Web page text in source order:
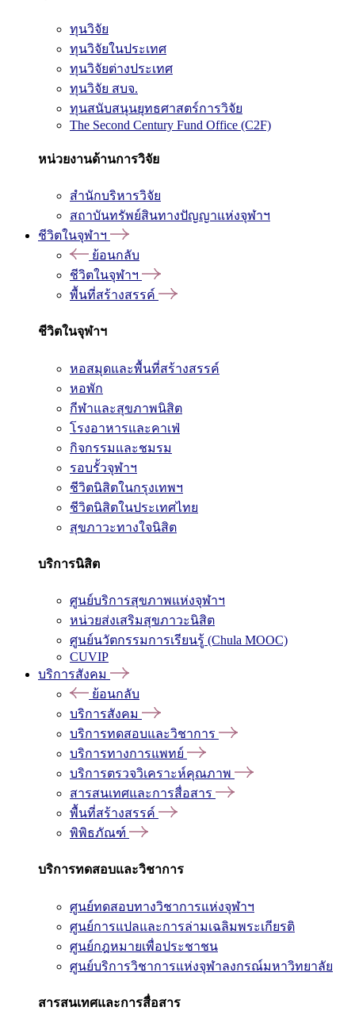
ทุนวิจัย
ทุนวิจัยในประเทศ
ทุนวิจัยต่างประเทศ
ทุนวิจัย สบจ.
ทุนสนับสนุนยุทธศาสตร์การวิจัย
The Second Century Fund Office (C2F)
หน่วยงานด้านการวิจัย
สำนักบริหารวิจัย
สถาบันทรัพย์สินทางปัญญาแห่งจุฬาฯ
ชีวิตในจุฬาฯ
ย้อนกลับ
ชีวิตในจุฬาฯ
พื้นที่สร้างสรรค์
ชีวิตในจุฬาฯ
หอสมุดและพื้นที่สร้างสรรค์
หอพัก
กีฬาและสุขภาพนิสิต
โรงอาหารและคาเฟ่
กิจกรรมและชมรม
รอบรั้วจุฬาฯ
ชีวิตนิสิตในกรุงเทพฯ
ชีวิตนิสิตในประเทศไทย
สุขภาวะทางใจนิสิต
บริการนิสิต
ศูนย์บริการสุขภาพแห่งจุฬาฯ
หน่วยส่งเสริมสุขภาวะนิสิต
ศูนย์นวัตกรรมการเรียนรู้ (Chula MOOC)
CUVIP
บริการสังคม
ย้อนกลับ
บริการสังคม
บริการทดสอบและวิชาการ
บริการทางการแพทย์
บริการตรวจวิเคราะห์คุณภาพ
สารสนเทศและการสื่อสาร
พื้นที่สร้างสรรค์
พิพิธภัณฑ์
บริการทดสอบและวิชาการ
ศูนย์ทดสอบทางวิชาการแห่งจุฬาฯ
ศูนย์การแปลและการล่ามเฉลิมพระเกียรติ
ศูนย์กฎหมายเพื่อประชาชน
ศูนย์บริการวิชาการแห่งจุฬาลงกรณ์มหาวิทยาลัย
สารสนเทศและการสื่อสาร